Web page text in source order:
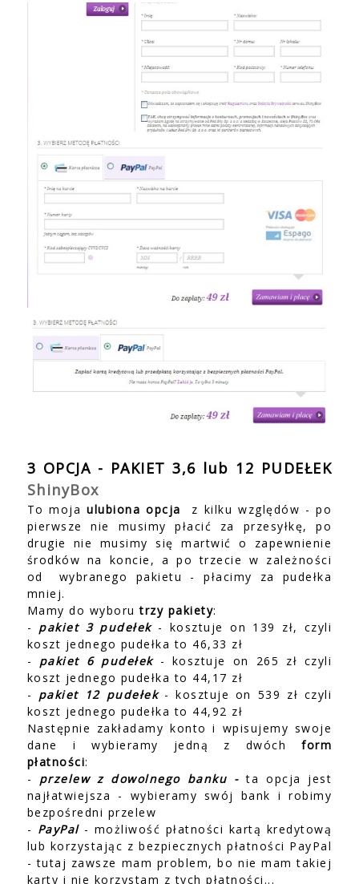
3 OPCJA - PAKIET 3,6 lub 12 PUDEŁEK
ShinyBox
To mojaulubiona opcja z kilku względów - po
pierwsze nie musimy płacić za przesyłkę, po
drugie nie musimy się martwić o zapewnienie
środków na koncie, a po trzecie w zależności
od wybranego pakietu - płacimy za pudełka
mniej.
Mamy do wyboru trzy pakiety:
- pakiet 3 pudełek- kosztuje on 139 zł, czyli
koszt jednego pudełka to 46,33 zł
- pakiet 6 pudełek- kosztuje on 265 zł czyli
koszt jednego pudełka to 44,17 zł
- pakiet 12 pudełek- kosztuje on 539 zł czyli
koszt jednego pudełka to 44,92 zł
Następnie zakładamy konto i wpisujemy swoje
dane i wybieramy jedną z dwóchform
płatności:
- przelew z dowolnego banku - ta opcja jest
najłatwiejsza - wybieramy swój bank i robimy
bezpośredni przelew
- PayPal - możliwość płatności kartą kredytową
lub korzystając z bezpiecznych płatności PayPal
- tutaj zawsze mam problem, bo nie mam takiej
karty i nie korzystam z tych płatności...